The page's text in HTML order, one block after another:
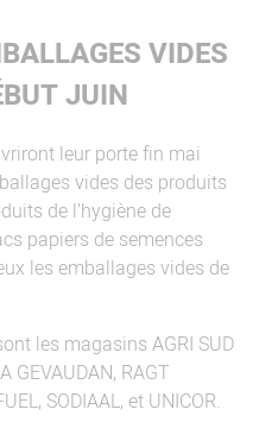
VIDES
JUIN
leur porte fin mai
vides des produits
de l’hygiène de
papiers de semences
les emballages vides de
les magasins AGRI SUD
GEVAUDAN, RAGT
SODIAAL, et UNICOR.